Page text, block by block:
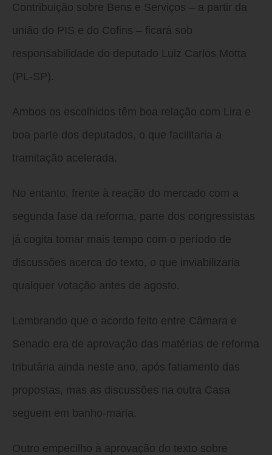
Contribuição sobre Bens e Serviços – a partir da
união do PIS e do Cofins – ficará sob
responsabilidade do deputado Luiz Carlos Motta
(PL-SP).
Ambos os escolhidos têm boa relação com Lira e
boa parte dos deputados, o que facilitaria a
tramitação acelerada.
No entanto, frente à reação do mercado com a
segunda fase da reforma, parte dos congressistas
já cogita tomar mais tempo com o período de
discussões acerca do texto, o que inviabilizaria
qualquer votação antes de agosto.
Lembrando que o acordo feito entre Câmara e
Senado era de aprovação das matérias de reforma
tributária ainda neste ano, após fatiamento das
propostas, mas as discussões na outra Casa
seguem em banho-maria.
Outro empecilho à aprovação do texto sobre